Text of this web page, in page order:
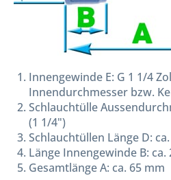
Innengewinde E: G 1 1/4
Innendurchmesser bzw.
Schlauchtülle
(1 1/4")
Schlauchtüllen Länge D:
Länge Innengewinde B: ca.
Gesamtlänge A: ca. 65 mm